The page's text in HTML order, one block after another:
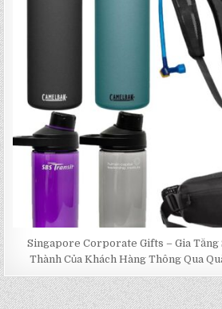
Singapore Corporate Gifts – Gia Tăng
Thành Của Khách Hàng Thông Qua